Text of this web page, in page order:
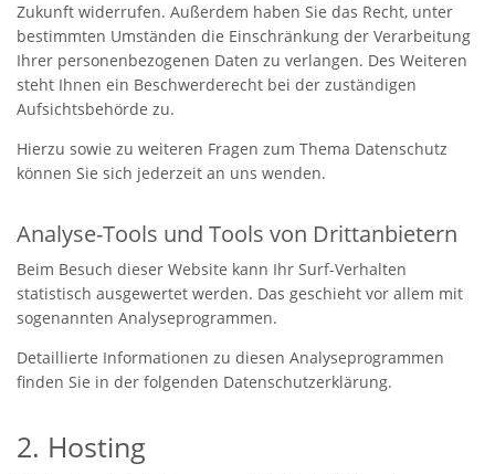
Zukunft widerrufen. Außerdem haben Sie das Recht, unter
bestimmten Umständen die Einschränkung der Verarbeitung
Ihrer personenbezogenen Daten zu verlangen. Des Weiteren
steht Ihnen ein Beschwerderecht bei der zuständigen
Aufsichtsbehörde zu.
Hierzu sowie zu weiteren Fragen zum Thema Datenschutz
können Sie sich jederzeit an uns wenden.
Analyse-Tools und Tools von Dritt­anbietern
Beim Besuch dieser Website kann Ihr Surf-Verhalten
statistisch ausgewertet werden. Das geschieht vor allem mit
sogenannten Analyseprogrammen.
Detaillierte Informationen zu diesen Analyseprogrammen
finden Sie in der folgenden Datenschutzerklärung.
2. Hosting